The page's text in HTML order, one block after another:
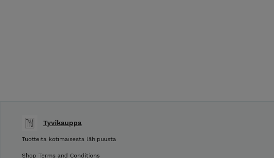
Tyvikauppa
Tuotteita kotimaisesta lähipuusta
Shop Terms and Conditions